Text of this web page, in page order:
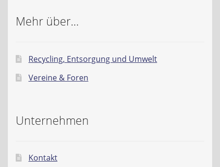
Mehr über…
Recycling, Entsorgung und Umwelt
Vereine & Foren
Unternehmen
Kontakt